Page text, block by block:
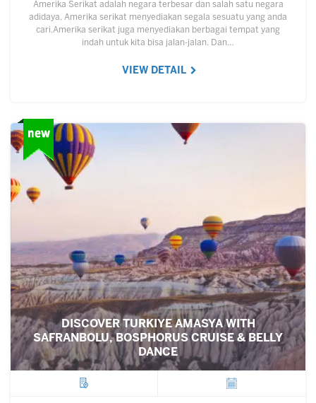
Amerika Serikat adalah negara terbesar dan salah satu negara
adidaya. Amerika serikat menyediakan segala sesuatu yang anda
cari.Amerika serikat juga menyediakan berbagai tempat yang
indah untuk kita bisa jalan-jalan. Dan…
VIEW DETAIL
DISCOVER TURKIYE AMASYA WITH
SAFRANBOLU, BOSPHORUS CRUISE & BELLY
DANCE